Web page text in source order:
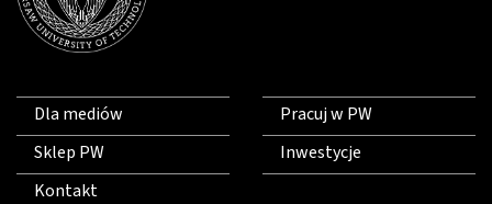
Dla mediów
Sklep PW
Kontakt
Pracuj w PW
Inwestycje